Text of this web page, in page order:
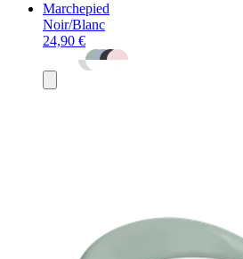
Marchepied
Noir/Blanc
24,90 €
au